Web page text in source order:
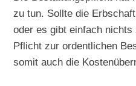
zu tun. Sollte die
oder es gibt einfach
Pflicht zur ordentlichen
somit auch die